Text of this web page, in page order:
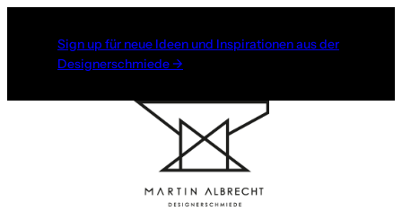
Sign up für neue Ideen und Inspirationen aus der
Designerschmiede →